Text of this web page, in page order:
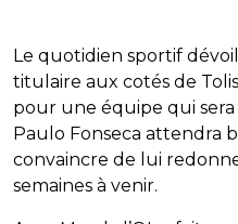
Le quotidien sportif
titulaire aux cotés de
pour une équipe qui
Paulo Fonseca attendra
convaincre de lui
semaines à venir.